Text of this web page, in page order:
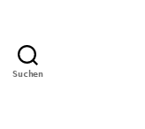
Suchen